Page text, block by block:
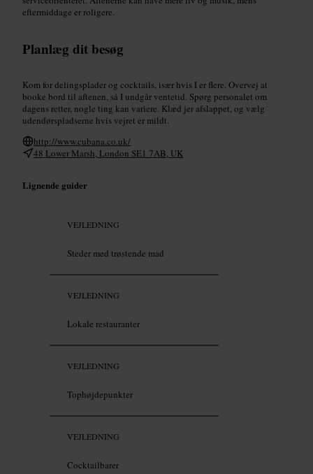
eftermiddage er roligere.
Planlæg dit besøg
Kom for delingsplader og cocktails, især hvis I er flere. Overvej at
booke bord til aftenen, så I undgår ventetid. Spørg personalet om
dagens retter, nogle ting kan variere. Klæd jer afslappet, og vælg
udendørspladserne hvis vejret er mildt.
http://www.cubana.co.uk/
48 Lower Marsh, London SE1 7AB, UK
Lignende guider
VEJLEDNING
Steder med trøstende mad
VEJLEDNING
Lokale restauranter
VEJLEDNING
Tophøjdepunkter
VEJLEDNING
Cocktailbarer